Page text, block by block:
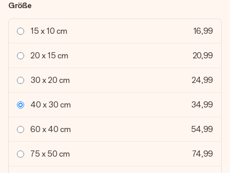
Größe
15 x 10 cm 16,99
20 x 15 cm 20,99
30 x 20 cm 24,99
40 x 30 cm 34,99
60 x 40 cm 54,99
75 x 50 cm 74,99